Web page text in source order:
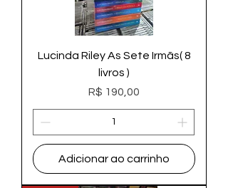
Lucinda Riley As Sete Irmãs( 8
livros )
Preço
R$ 190,00
Adicionar ao carrinho